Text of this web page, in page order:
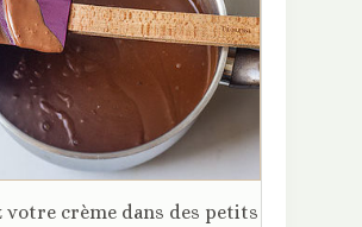
votre crème dans des petits